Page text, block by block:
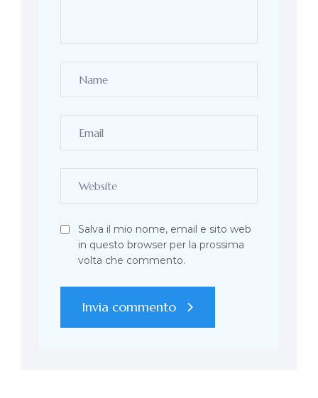
Salva il mio nome, email e sito web
in questo browser per la prossima
volta che commento.
Invia commento